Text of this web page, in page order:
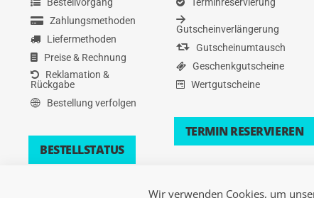
Zahlungsmethoden
Liefermethoden
Preise & Rechnung
Reklamation &
Rückgabe
Bestellung verfolgen
BESTELLSTATUS
Gutscheinverlängerung
Gutscheinumtausch
Geschenkgutscheine
Wertgutscheine
TERMIN RESERVIEREN
Wir verwenden Cookies, um